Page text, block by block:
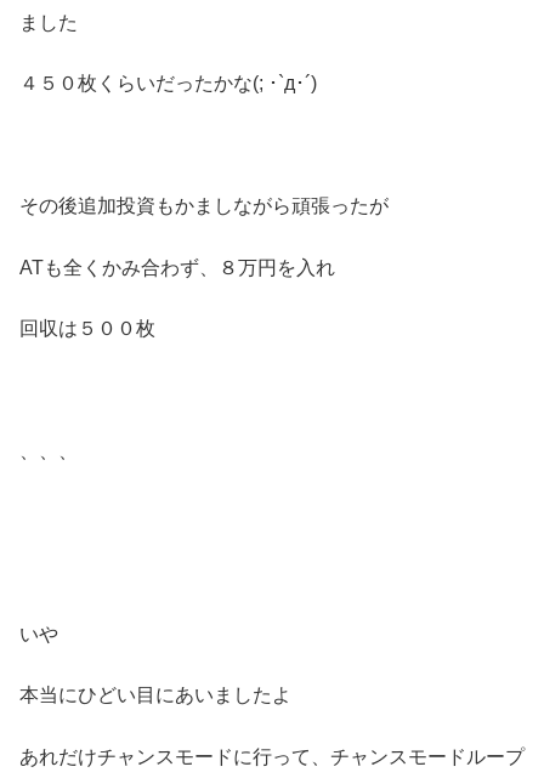
ました
４５０枚くらいだったかな(; ･`д･´)
その後追加投資もかましながら頑張ったが
ATも全くかみ合わず、８万円を入れ
回収は５００枚
いや
本当にひどい目にあいましたよ
あれだけチャンスモードに行って、チャンスモードループ